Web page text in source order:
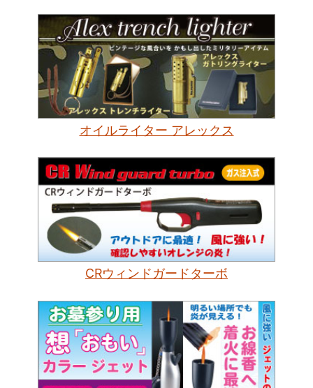
オイルライター アレックス
CRウィンドガードターボ